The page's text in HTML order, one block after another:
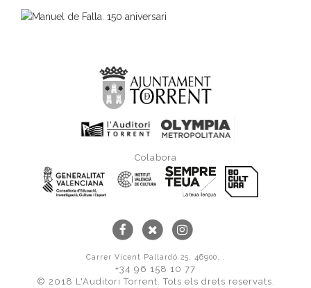
Colabora
Carrer Vicent Pallardó 25, 46900, ,
+34 96 158 10 77
© 2018 L'Auditori Torrent. Tots els drets reservats.